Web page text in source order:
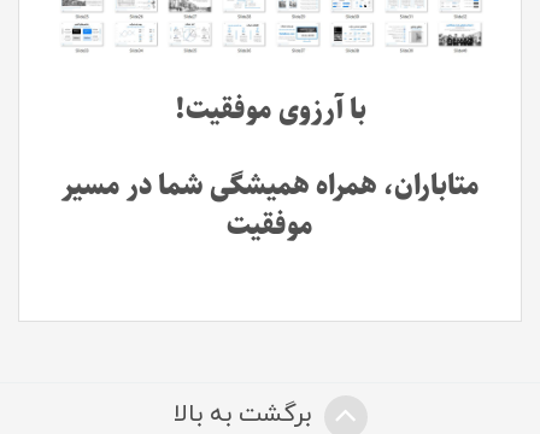
با آرزوی موفقیت!
متاباران، همراه همیشگی شما در مسیر
موفقیت
برگشت به بالا